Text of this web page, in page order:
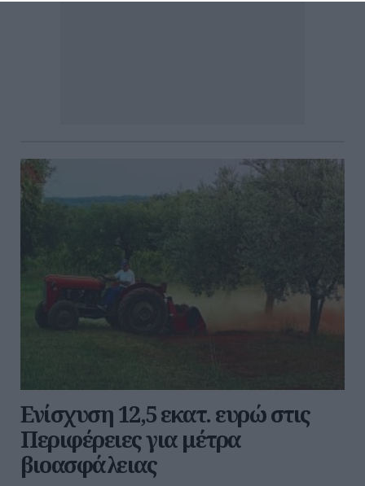
Ενίσχυση 12,5 εκατ. ευρώ στις
Περιφέρειες για μέτρα
βιοασφάλειας